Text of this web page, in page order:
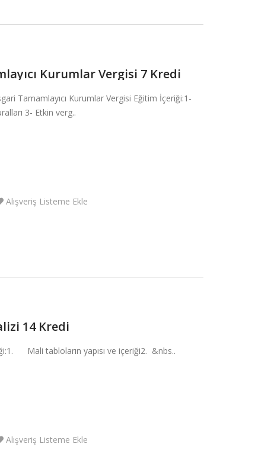
Kurumlar Vergisi 7 Kredi
Tamamlayıcı Kurumlar Vergisi Eğitim İçeriği:1-
3- Etkin verg..
Alışveriş Listeme Ekle
14 Kredi
Mali tabloların yapısı ve içeriği2. &nbs..
Alışveriş Listeme Ekle